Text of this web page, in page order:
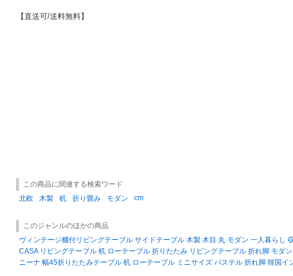
【直送可/送料無料】
この商品に関連する検索ワード
北欧
木製 机 折り畳み モダン cm
このジャンルのほかの商品
ヴィンテージ棚付リビングテーブル サイドテーブル 木製 木目 丸 モダン 一人暮らし
CASA リビングテーブル 机 ローテーブル 折りたたみ リビングテーブル 折れ脚 モダ
ニーナ 幅45折りたたみテーブル 机 ローテーブル ミニサイズ パステル 折れ脚 韓国イ